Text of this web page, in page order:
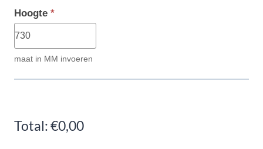
Hoogte *
maat in MM invoeren
Total:€0,00